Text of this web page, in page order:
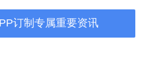
订制专属重要资讯